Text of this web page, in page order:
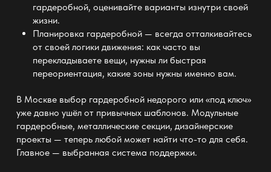
гардеробной, оценивайте варианты изнутри своей
жизни.
Планировка гардеробной— всегда отталкивайтесь
от своей логики движения: как часто вы
перекладываете вещи, нужны ли быстрая
переориентация, какие зоны нужны именно вам.
В Москве выбор гардеробной недорого или «под ключ»
уже давно ушёл от привычных шаблонов. Модульные
гардеробные, металлические секции, дизайнерские
проекты — теперь любой может найти что-то для себя.
Главное — выбранная система поддержки.